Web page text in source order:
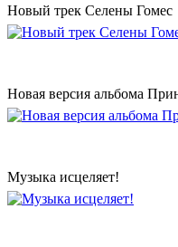
Новый трек Селены Гомес
Новая версия альбома
Музыка исцеляет!